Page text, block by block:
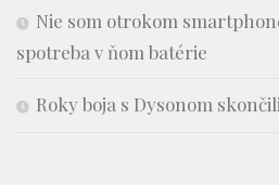
Nie som otrokom
spotreba v ňom batérie
Roky boja s Dysonom